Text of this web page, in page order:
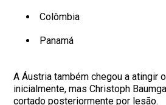
Colômbia
Panamá
A Áustria também chegou a atingir
inicialmente, mas Christoph
cortado posteriormente por lesão.